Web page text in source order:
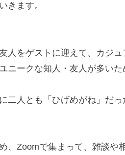
きます。
人をゲストに迎えて、カジ
ニークな知人・友人が多い
二人とも「ひげめがね」だっ
、Zoomで集まって、雑談や